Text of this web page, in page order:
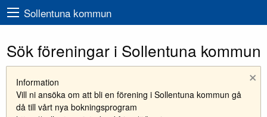
Sollentuna kommun
Sök föreningar i Sollentuna kommun
×
Information
Vill ni ansöka om att bli en förening i Sollentuna kommun gå
då till vårt nya bokningsprogram